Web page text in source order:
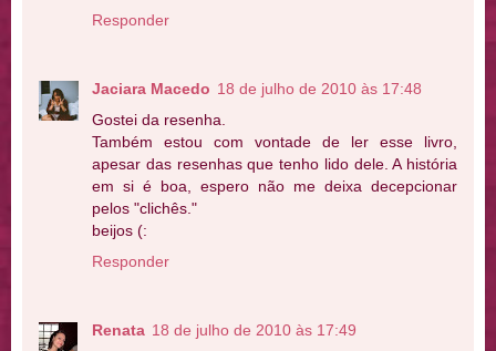
Responder
Jaciara Macedo 18 de julho de 2010 às 17:48
Gostei da resenha.
Também estou com vontade de ler esse livro,
apesar das resenhas que tenho lido dele. A história
em si é boa, espero não me deixa decepcionar
pelos "clichês."
beijos (:
Responder
Renata 18 de julho de 2010 às 17:49